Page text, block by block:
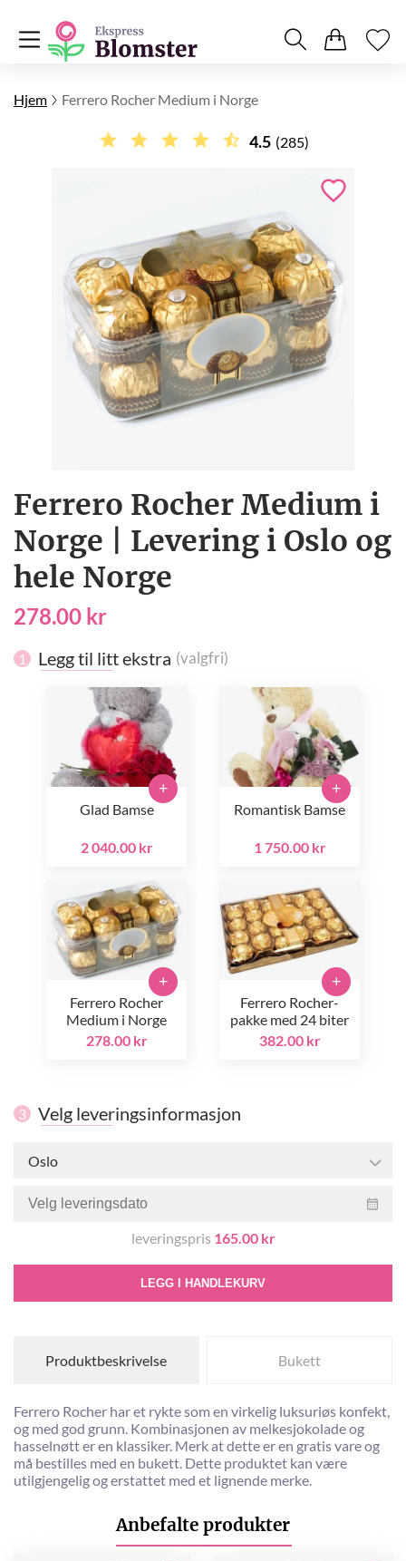
Hjem Ferrero Rocher Medium i Norge
4.5 (285)
Ferrero Rocher Medium i
Norge | Levering i Oslo og
hele Norge
278.00 kr
1 Legg til litt ekstra (valgfri)
Glad Bamse
2 040.00 kr
+
Romantisk Bamse
1 750.00 kr
+
Ferrero Rocher
Medium i Norge
278.00 kr
+
Ferrero Rocher-
pakke med 24 biter
382.00 kr
+
3 Velg leveringsinformasjon
Oslo
leveringspris 165.00 kr
LEGG I HANDLEKURV
Produktbeskrivelse Bukett
Ferrero Rocher har et rykte som en virkelig luksuriøs konfekt,
og med god grunn. Kombinasjonen av melkesjokolade og
hasselnøtt er en klassiker. Merk at dette er en gratis vare og
må bestilles med en bukett. Dette produktet kan være
utilgjengelig og erstattet med et lignende merke.
Anbefalte produkter